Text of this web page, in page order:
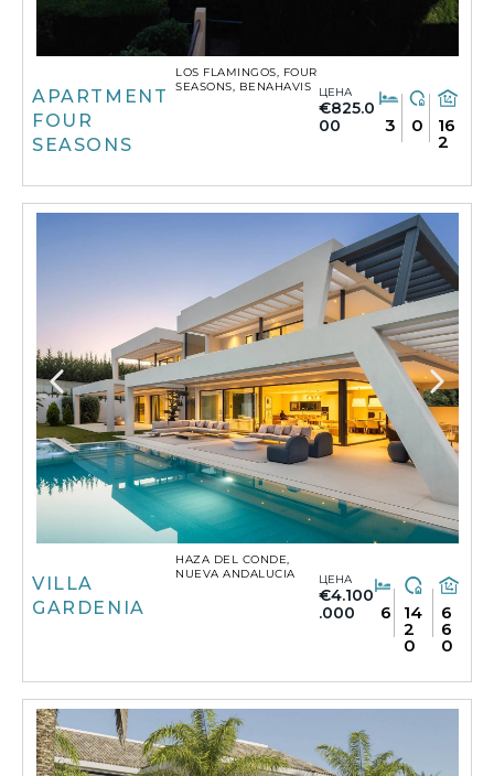
APARTMENT
FOUR
SEASONS
LOS FLAMINGOS, FOUR
SEASONS, BENAHAVIS
ЦЕНА
€825.0
00
3 0 16
2
VILLA
GARDENIA
HAZA DEL CONDE,
NUEVA ANDALUCIA
ЦЕНА
€4.100
.000
6 14
2
0
6
6
0